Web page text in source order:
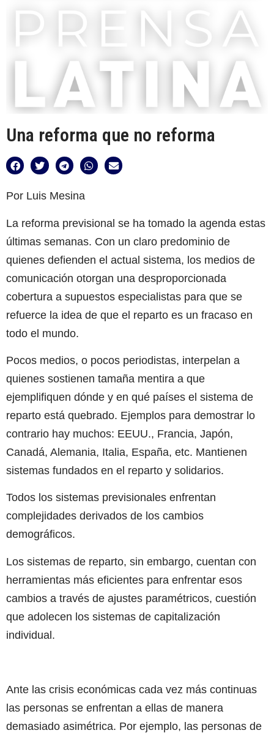
Una reforma que no reforma
Por Luis Mesina
La reforma previsional se ha tomado la agenda estas
últimas semanas. Con un claro predominio de
quienes defienden el actual sistema, los medios de
comunicación otorgan una desproporcionada
cobertura a supuestos especialistas para que se
refuerce la idea de que el reparto es un fracaso en
todo el mundo.
Pocos medios, o pocos periodistas, interpelan a
quienes sostienen tamaña mentira a que
ejemplifiquen dónde y en qué países el sistema de
reparto está quebrado. Ejemplos para demostrar lo
contrario hay muchos: EEUU., Francia, Japón,
Canadá, Alemania, Italia, España, etc. Mantienen
sistemas fundados en el reparto y solidarios.
Todos los sistemas previsionales enfrentan
complejidades derivados de los cambios
demográficos.
Los sistemas de reparto, sin embargo, cuentan con
herramientas más eficientes para enfrentar esos
cambios a través de ajustes paramétricos, cuestión
que adolecen los sistemas de capitalización
individual.
Ante las crisis económicas cada vez más continuas
las personas se enfrentan a ellas de manera
demasiado asimétrica. Por ejemplo, las personas de